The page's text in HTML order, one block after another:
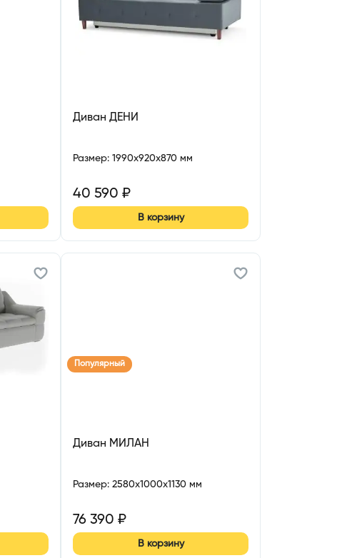
Диван ДЕНИ
Размер: 1990x920x870 мм
40 590 ₽
В корзину
Популярный
Диван МИЛАН
Размер: 2580x1000x1130 мм
76 390 ₽
В корзину